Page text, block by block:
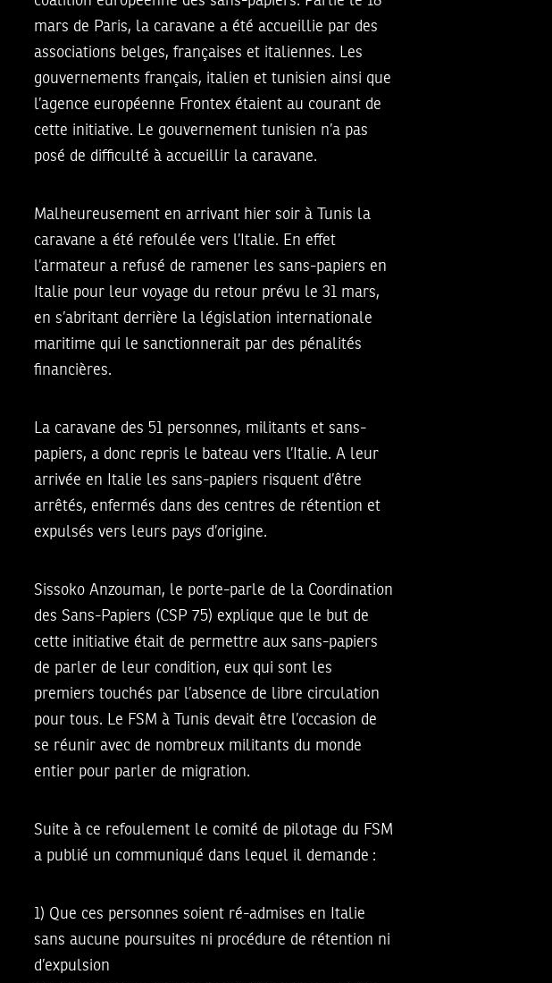
mars de Paris, la caravane a été accueillie par des
associations belges, françaises et italiennes. Les
gouvernements français, italien et tunisien ainsi que
l’agence européenne Frontex étaient au courant de
cette initiative. Le gouvernement tunisien n’a pas
posé de difficulté à accueillir la caravane.
Malheureusement en arrivant hier soir à Tunis la
caravane a été refoulée vers l’Italie. En effet
l’armateur a refusé de ramener les sans-papiers en
Italie pour leur voyage du retour prévu le 31 mars,
en s’abritant derrière la législation internationale
maritime qui le sanctionnerait par des pénalités
financières.
La caravane des 51 personnes, militants et sans-
papiers, a donc repris le bateau vers l’Italie. A leur
arrivée en Italie les sans-papiers risquent d’être
arrêtés, enfermés dans des centres de rétention et
expulsés vers leurs pays d’origine.
Sissoko Anzouman, le porte-parle de la Coordination
des Sans-Papiers (CSP 75) explique que le but de
cette initiative était de permettre aux sans-papiers
de parler de leur condition, eux qui sont les
premiers touchés par l’absence de libre circulation
pour tous. Le FSM à Tunis devait être l’occasion de
se réunir avec de nombreux militants du monde
entier pour parler de migration.
Suite à ce refoulement le comité de pilotage du FSM
a publié un communiqué dans lequel il demande :
1) Que ces personnes soient ré-admises en Italie
sans aucune poursuites ni procédure de rétention ni
d’expulsion